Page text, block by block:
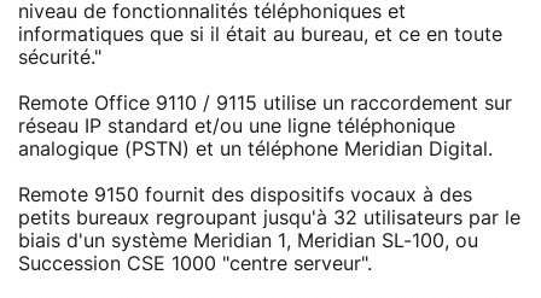
niveau de fonctionnalités téléphoniques et
informatiques que si il était au bureau, et ce en toute
sécurité."
Remote Office 9110 / 9115 utilise un raccordement sur
réseau IP standard et/ou une ligne téléphonique
analogique (PSTN) et un téléphone Meridian Digital.
Remote 9150 fournit des dispositifs vocaux à des
petits bureaux regroupant jusqu'à 32 utilisateurs par le
biais d'un système Meridian 1, Meridian SL-100, ou
Succession CSE 1000 "centre serveur".